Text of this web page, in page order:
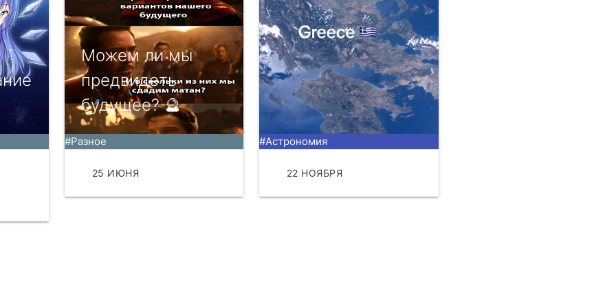
Можем ли мы
предвидеть
будущее? 🔮
#Разное
25 ИЮНЯ
#Астрономия
22 НОЯБРЯ